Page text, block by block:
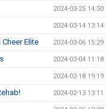
2024-03-25 14:50
2024-03-14 13:14
Elite 2024-03-06 15:29
2024-03-04 11:18
2024-02-18 19:19
2024-02-13 13:11